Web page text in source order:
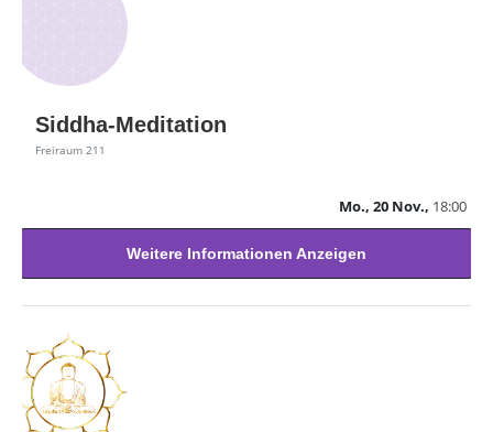
Siddha-Meditation
Freiraum 211
Mo., 20 Nov., 18:00
Weitere Informationen Anzeigen